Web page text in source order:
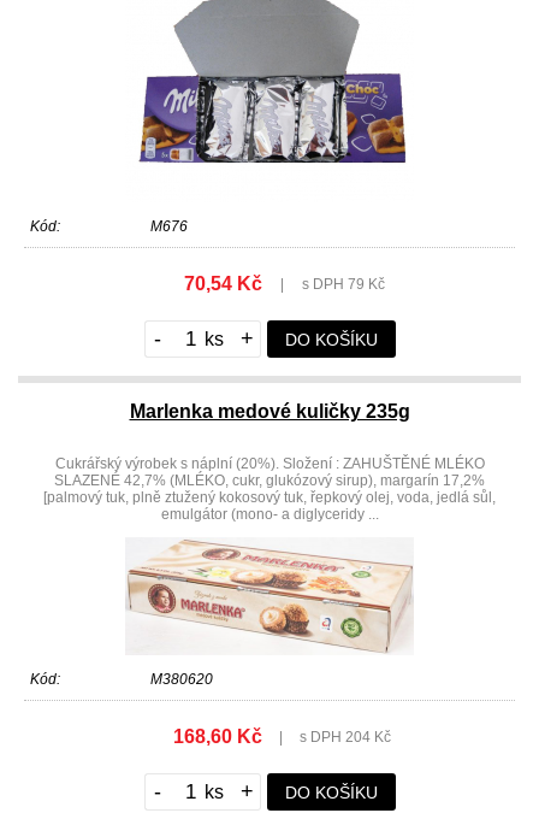
Kód: M676
70,54 Kč s DPH 79 Kč
- + DO KOŠÍKU
Marlenka medové kuličky 235g
Cukrářský výrobek s náplní (20%). Složení : ZAHUŠTĚNÉ MLÉKO
SLAZENÉ 42,7% (MLÉKO, cukr, glukózový sirup), margarín 17,2%
[palmový tuk, plně ztužený kokosový tuk, řepkový olej, voda, jedlá sůl,
emulgátor (mono- a diglyceridy ...
Kód: M380620
168,60 Kč s DPH 204 Kč
- + DO KOŠÍKU